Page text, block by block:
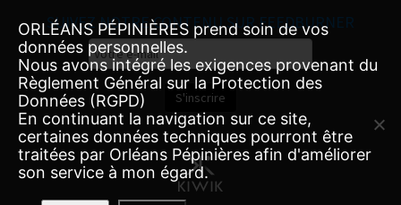
SUIVEZ NOTRE CONTENU SUR FEEDBURNER
Email
Subscription
S'inscrire
ORLÉANS PÉPINIÈRES prend soin de vos
données personnelles.
Nous avons intégré les exigences provenant du
Règlement Général sur la Protection des
Données (RGPD)
En continuant la navigation sur ce site,
certaines données techniques pourront être
traitées par Orléans Pépinières afin d'améliorer
son service à mon égard.